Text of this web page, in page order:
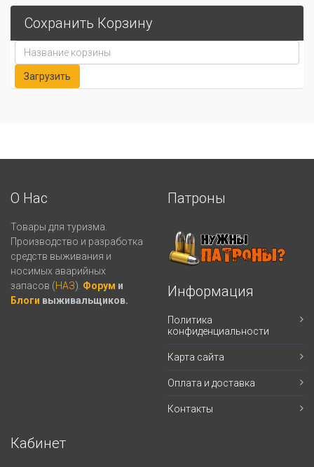
Сохранить Корзину
О Нас
Товары для туризма.
Производство и разработка
средств выживания и
носимых аварийных
запасов (НАЗ). Форум и
Блоги выживальщиков.
Патроны
Информация
Политика
конфиденциальности
Карта сайта
Оплата и доставка
Контакты
Кабинет